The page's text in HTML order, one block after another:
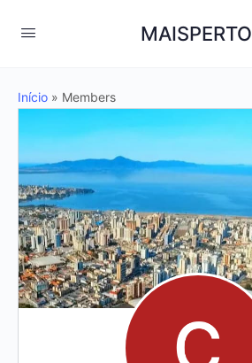
MAISPERTO
Início » Members